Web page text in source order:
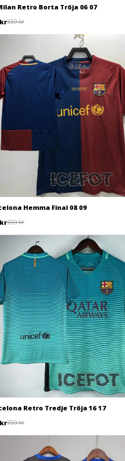
Retro Borta Tröja 06 07
359 kr
Hemma Final 08 09
359 kr
Retro Tredje Tröja 16 17
359 kr